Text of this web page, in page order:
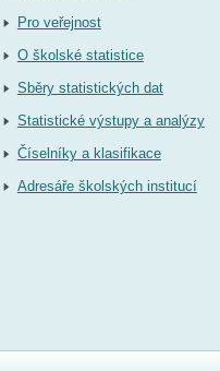
Pro veřejnost
O školské statistice
Sběry statistických dat
Statistické výstupy a analýzy
Číselníky a klasifikace
Adresáře školských institucí